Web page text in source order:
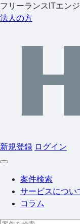
フリーランスITエン
法人の方
新規登録 ログイン
案件検索
サービスについ
コラム